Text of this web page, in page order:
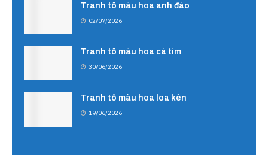
Tranh tô màu hoa anh đào
02/07/2026
Tranh tô màu hoa cà tím
30/06/2026
Tranh tô màu hoa loa kèn
19/06/2026